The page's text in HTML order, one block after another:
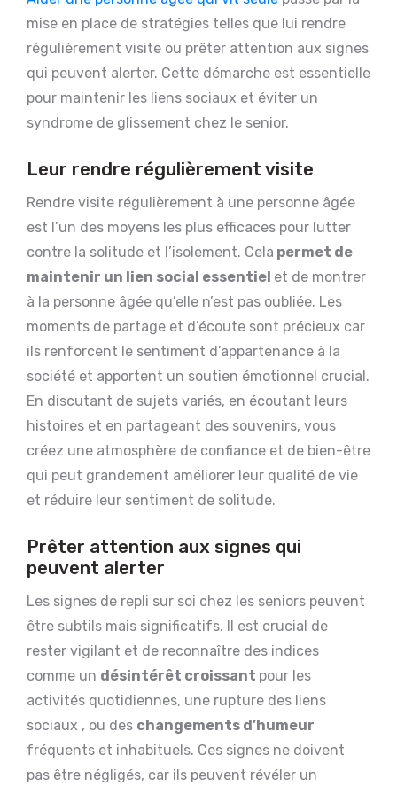
mise en place de stratégies telles que lui rendre
régulièrement visite ou prêter attention aux signes
qui peuvent alerter. Cette démarche est essentielle
pour maintenir les liens sociaux et éviter un
syndrome de glissement chez le senior.
Leur rendre régulièrement visite
Rendre visite régulièrement à une personne âgée
est l’un des moyens les plus efficaces pour lutter
contre la solitude et l’isolement. Cela permet de
maintenir un lien social essentiel et de montrer
à la personne âgée qu’elle n’est pas oubliée. Les
moments de partage et d’écoute sont précieux car
ils renforcent le sentiment d’appartenance à la
société et apportent un soutien émotionnel crucial.
En discutant de sujets variés, en écoutant leurs
histoires et en partageant des souvenirs, vous
créez une atmosphère de confiance et de bien-être
qui peut grandement améliorer leur qualité de vie
et réduire leur sentiment de solitude.
Prêter attention aux signes qui
peuvent alerter
Les signes de repli sur soi chez les seniors peuvent
être subtils mais significatifs. Il est crucial de
rester vigilant et de reconnaître des indices
comme un désintérêt croissant pour les
activités quotidiennes, une rupture des liens
sociaux , ou des changements d’humeur
fréquents et inhabituels. Ces signes ne doivent
pas être négligés, car ils peuvent révéler un